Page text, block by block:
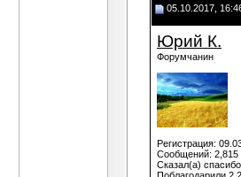
05.10.2017,
Юрий К.
Форумчанин
Регистрация:
Сообщений: 2,815
Сказал(а)